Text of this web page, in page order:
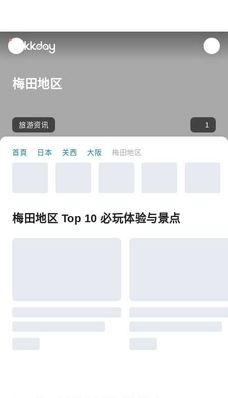
unread
notifications
梅田地区
旅游资讯 1
首頁 日本 关西 大阪 梅田地区
梅田地区 Top 10 必玩体验与景点